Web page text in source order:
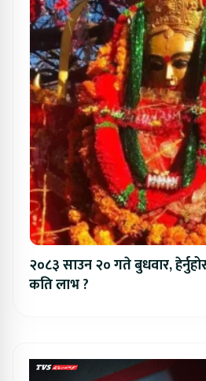
२०८३ साउन २० गते बुधवार,
कति लाभ ?